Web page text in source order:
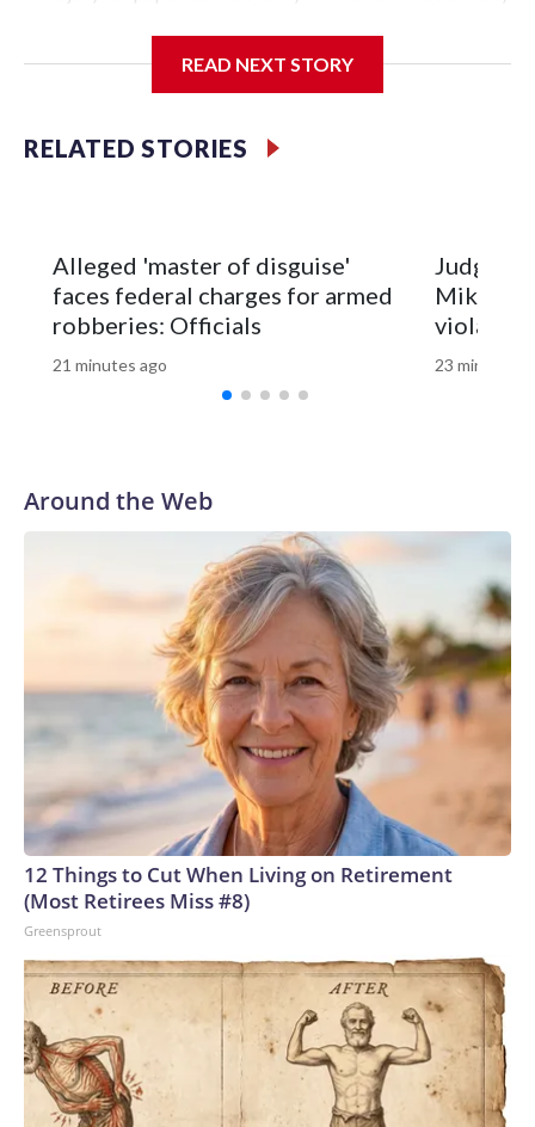
be,” Arbin said. “How much rain there’s been in the spring.
The amount of wave action and temperature of the water.”
for this time of the summer.
READ NEXT STORY
RELATED STORIES
Alleged 'master of disguise'
faces federal charges for armed
robberies: Officials
21 minutes ago
Judge
Mike
violated
23 minutes
Around the Web
12 Things to Cut When Living on Retirement
(Most Retirees Miss #8)
Greensprout